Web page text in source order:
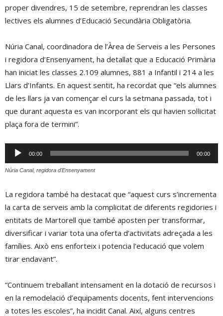
proper divendres, 15 de setembre, reprendran les classes
lectives els alumnes d’Educació Secundària Obligatòria.
Núria Canal, coordinadora de l’Àrea de Serveis a les Persones
i regidora d’Ensenyament, ha detallat que a Educació Primària
han iniciat les classes 2.109 alumnes, 881 a Infantil i 214 a les
Llars d’Infants. En aquest sentit, ha recordat que “els alumnes
de les llars ja van començar el curs la setmana passada, tot i
que durant aquesta es van incorporant els qui havien sol·licitat
plaça fora de termini”.
Reproductor
d'àudio
00:00 00:00
Núria Canal, regidora d'Ensenyament
La regidora també ha destacat que “aquest curs s’incrementa
la carta de serveis amb la complicitat de diferents regidories i
entitats de Martorell que també aposten per transformar,
diversificar i variar tota una oferta d’activitats adreçada a les
famílies. Això ens enforteix i potencia l’educació que volem
tirar endavant”.
“Continuem treballant intensament en la dotació de recursos i
en la remodelació d’equipaments docents, fent intervencions
a totes les escoles”, ha incidit Canal. Així, alguns centres